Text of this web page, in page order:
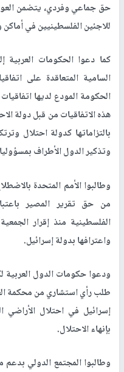
حق جماعي وفردي، يتضمن
للاجئين الفلسطينيين في
كما دعوا الحكومات
السامية المتعاقدة على
هذه الاتفاقيات من قبل دولة
بالتزاماتها كدولة احتلال
وتذكير الدول الأطراف
وطالبوا الأمم المتحدة
من حق تقرير المصير
واعترافها بدولة إسرائيل.
ودعوا حكومات الدول
طلب رأي استشاري من محكمة
إسرائيل في احتلال
بإنهاء الاحتلال.
وطالبوا المجتمع الدولي